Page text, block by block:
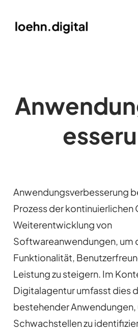
Anwendungsverbesserung
Prozess der kontinuierlichen
Weiterentwicklung von
Softwareanwendungen, um
Funktionalität,
Leistung zu steigern. Im
Digitalagentur umfasst dies
bestehender Anwendungen,
Schwachstellen zu